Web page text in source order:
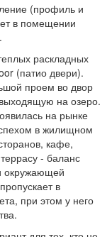
(профиль и
в помещении
раскладных
(патио двери).
проем во двор
на озеро.
на рынке
в жилищном
кафе,
- баланс
окружающей
в
при этом у него